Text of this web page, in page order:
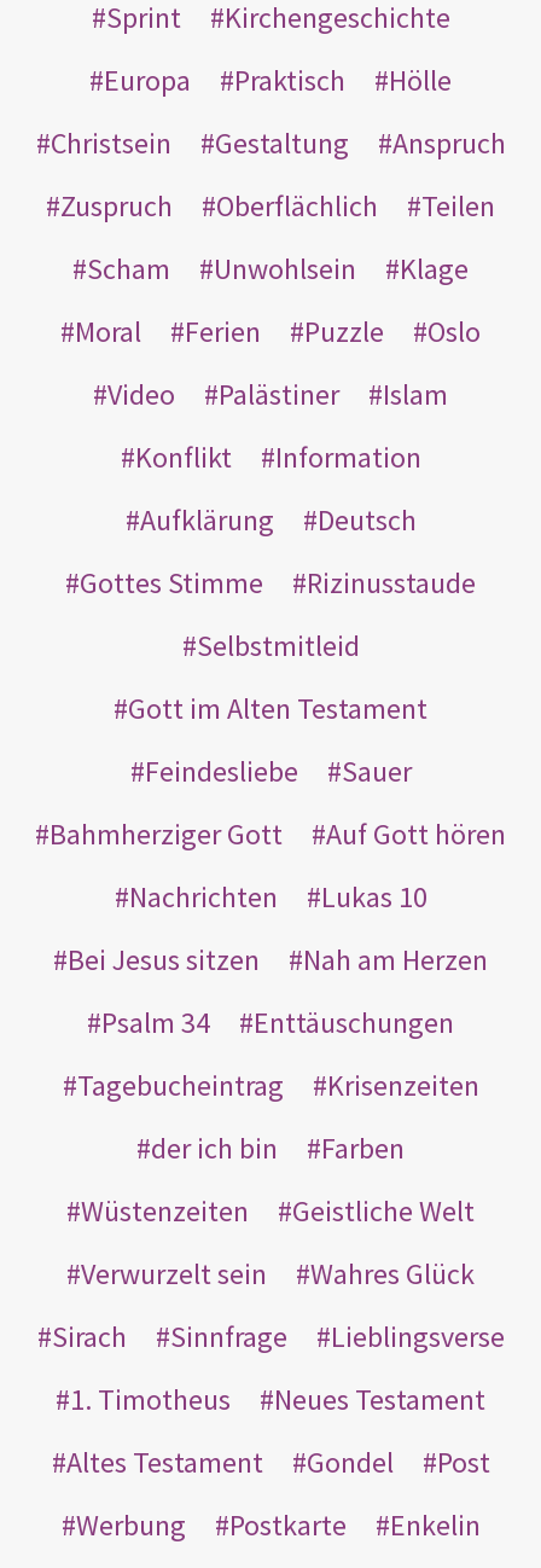
Sprint
Kirchengeschichte
Europa
Praktisch
Hölle
Christsein
Gestaltung
Anspruch
Zuspruch
Oberflächlich
Teilen
Scham
Unwohlsein
Klage
Moral
Ferien Puzzle
Oslo
Video
Palästiner
Islam
Konflikt
Information
Aufklärung
Deutsch
Gottes Stimme
Rizinusstaude
Selbstmitleid
Gott im Alten Testament
Feindesliebe
Sauer
Bahmherziger Gott
Auf Gott hören
Nachrichten
Lukas 10
Bei Jesus sitzen
Nah am Herzen
Psalm 34
Enttäuschungen
Tagebucheintrag
Krisenzeiten
der ich bin
Farben
Wüstenzeiten
Geistliche Welt
Verwurzelt sein
Wahres Glück
Sirach
Sinnfrage
Lieblingsverse
1. Timotheus
Neues Testament
Altes Testament
Gondel
Post
Werbung
Postkarte Enkelin